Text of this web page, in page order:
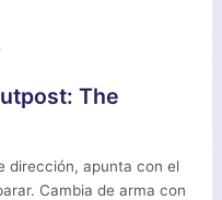
The
dirección, apunta con el
Cambia de arma con